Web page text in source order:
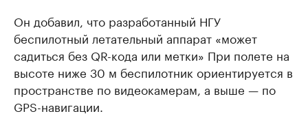
Он добавил, что разработанный НГУ
беспилотный летательный аппарат «может
садиться без QR-кода или метки» При полете на
высоте ниже 30 м беспилотник ориентируется в
пространстве по видеокамерам, а выше — по
GPS-навигации.